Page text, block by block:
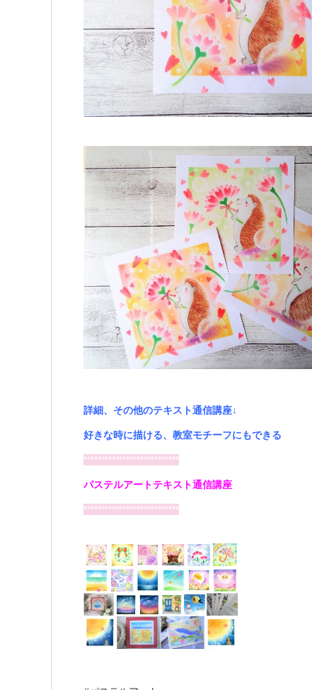
詳細、その他のテキスト通信講座↓
好きな時に描ける、教室モチーフにもできる
***************************
パステルアートテキスト通信講座
***************************